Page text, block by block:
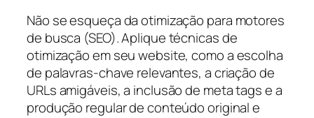
Não se esqueça da otimização para motores
de busca (SEO). Aplique técnicas de
otimização em seu website, como a escolha
de palavras-chave relevantes, a criação de
URLs amigáveis, a inclusão de meta tags e a
produção regular de conteúdo original e